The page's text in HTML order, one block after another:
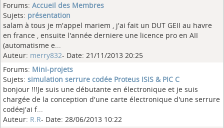
Forums: Accueil des Membres
Sujets: présentation
salam à tous je m'appel mariem , j'ai fait un DUT GEII au havre
en france , ensuite l'année derniere une licence pro en AII
(automatisme e...
Auteur: merry832- Date: 21/11/2013 20:25
Forums: Mini-projets
Sujets: simulation serrure codée Proteus ISIS & PIC C
bonjour !!!Je suis une débutante en électronique et je suis
chargée de la conception d'une carte électronique d'une serrure
codéej'ai f...
Auteur: R.R- Date: 28/06/2013 10:22